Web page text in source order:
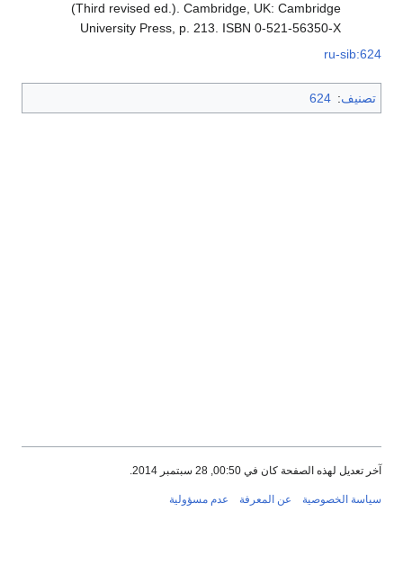
(Third revised ed.). Cambridge, UK: Cambridge
University Press, p. 213. ISBN 0-521-56350-X
ru-sib:624
تصنيف:
624
آخر تعديل لهذه الصفحة كان في 00:50, 28 سبتمبر 2014.
سياسة الخصوصية عن المعرفة عدم مسؤولية